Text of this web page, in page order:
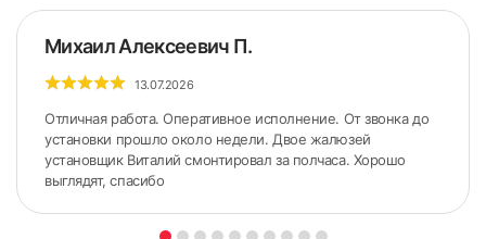
Михаил Алексеевич П.
13.07.2026
Отличная работа. Оперативное исполнение. От звонка до
установки прошло около недели. Двое жалюзей
установщик Виталий смонтировал за полчаса. Хорошо
выглядят, спасибо